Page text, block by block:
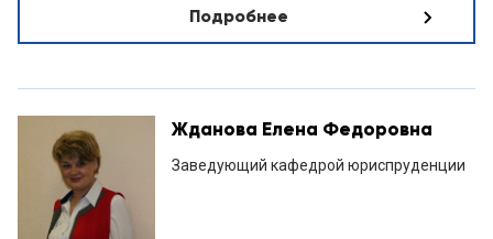
Подробнее
Жданова Елена Федоровна
Заведующий кафедрой юриспруденции